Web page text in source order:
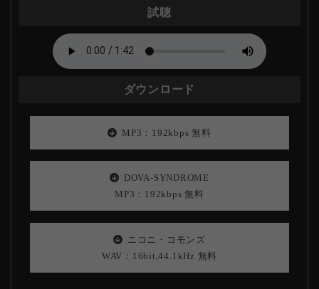
MP3：192kbps 無料
DOVA-SYNDROME
MP3：192kbps 無料
ニコニ・コモンズ
WAV：16bit,44.1kHz 無料